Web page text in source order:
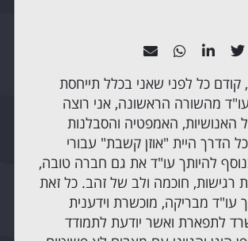
קודם כל לפני שאני בכלל תייחסת
מהשורה הראשונה, אני רוצה
האנושיות, האמפטיה והסבלנות
הדרך היית "אוזן קשבת" עבורי
להיותך עו"ד את גם חברה טובה,
רגישות, חוכמה ולב של זהב. כל זאת
עו"ד מבריקה, מוכשרת וידענית
לתפארת ואשר יודעת לתמודד